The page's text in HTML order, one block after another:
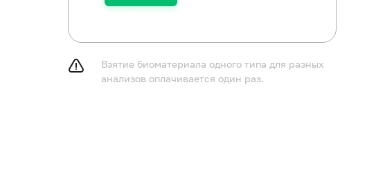
Взятие биоматериала одного типа для разных
анализов оплачивается один раз.